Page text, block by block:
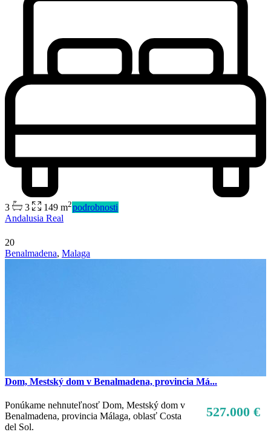
Predaj
3 3 149 m2podrobnosti
Andalusia Real
20
Benalmadena, Malaga
Dom, Mestský dom v Benalmadena, provincia Má...
527.000 €
Ponúkame nehnuteľnosť Dom, Mestský dom v
Benalmadena, provincia Málaga, oblasť Costa
del Sol.